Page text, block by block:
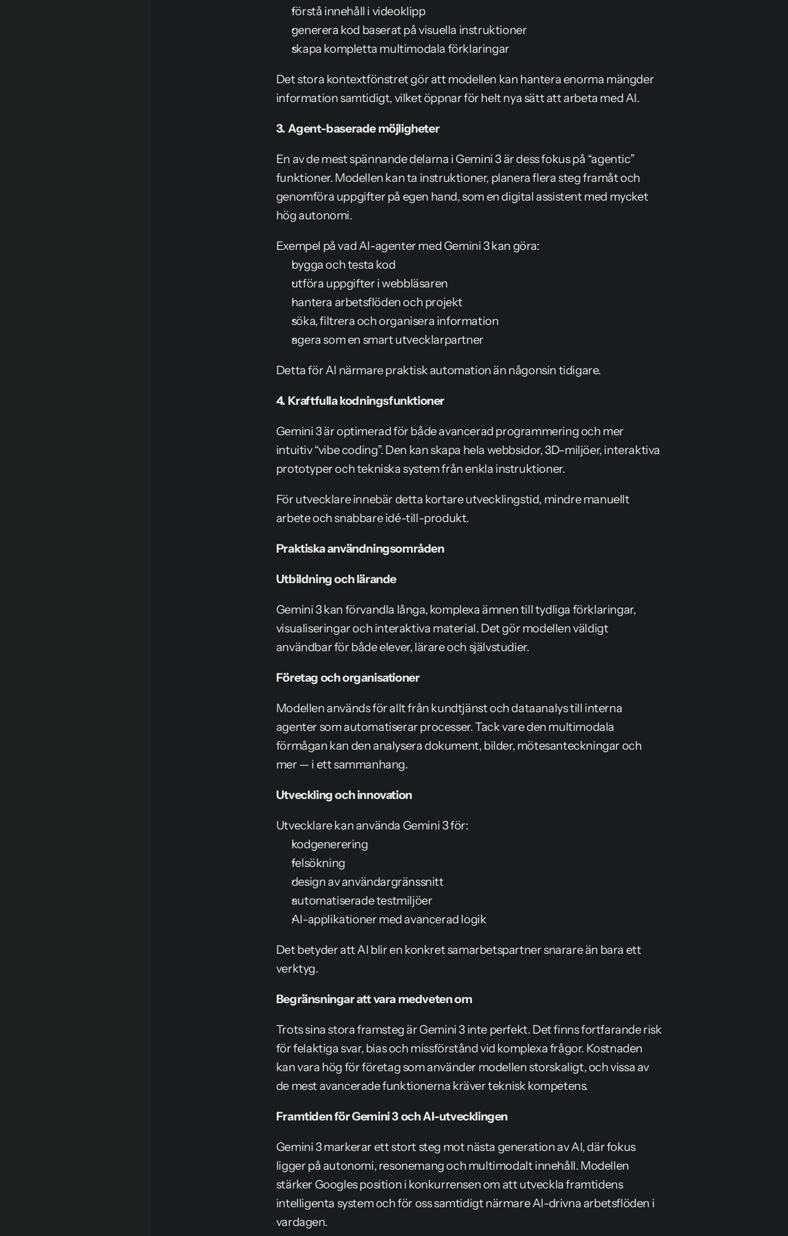
förstå innehåll i videoklipp
generera kod baserat på visuella instruktioner
skapa kompletta multimodala förklaringar
Det stora kontextfönstret gör att modellen kan hantera enorma mängder
information samtidigt, vilket öppnar för helt nya sätt att arbeta med AI.
3. Agent-baserade möjligheter
En av de mest spännande delarna i Gemini 3 är dess fokus på “agentic”
funktioner. Modellen kan ta instruktioner, planera flera steg framåt och
genomföra uppgifter på egen hand, som en digital assistent med mycket
hög autonomi.
Exempel på vad AI-agenter med Gemini 3 kan göra:
bygga och testa kod
utföra uppgifter i webbläsaren
hantera arbetsflöden och projekt
söka, filtrera och organisera information
agera som en smart utvecklarpartner
Detta för AI närmare praktisk automation än någonsin tidigare.
4. Kraftfulla kodningsfunktioner
Gemini 3 är optimerad för både avancerad programmering och mer
intuitiv “vibe coding”. Den kan skapa hela webbsidor, 3D-miljöer, interaktiva
prototyper och tekniska system från enkla instruktioner.
För utvecklare innebär detta kortare utvecklingstid, mindre manuellt
arbete och snabbare idé-till-produkt.
Praktiska användningsområden
Utbildning och lärande
Gemini 3 kan förvandla långa, komplexa ämnen till tydliga förklaringar,
visualiseringar och interaktiva material. Det gör modellen väldigt
användbar för både elever, lärare och självstudier.
Företag och organisationer
Modellen används för allt från kundtjänst och dataanalys till interna
agenter som automatiserar processer. Tack vare den multimodala
förmågan kan den analysera dokument, bilder, mötesanteckningar och
mer — i ett sammanhang.
Utveckling och innovation
Utvecklare kan använda Gemini 3 för:
kodgenerering
felsökning
design av användargränssnitt
automatiserade testmiljöer
AI-applikationer med avancerad logik
Det betyder att AI blir en konkret samarbetspartner snarare än bara ett
verktyg.
Begränsningar att vara medveten om
Trots sina stora framsteg är Gemini 3 inte perfekt. Det finns fortfarande risk
för felaktiga svar, bias och missförstånd vid komplexa frågor. Kostnaden
kan vara hög för företag som använder modellen storskaligt, och vissa av
de mest avancerade funktionerna kräver teknisk kompetens.
Framtiden för Gemini 3 och AI-utvecklingen
Gemini 3 markerar ett stort steg mot nästa generation av AI, där fokus
ligger på autonomi, resonemang och multimodalt innehåll. Modellen
stärker Googles position i konkurrensen om att utveckla framtidens
intelligenta system och för oss samtidigt närmare AI-drivna arbetsflöden i
vardagen.